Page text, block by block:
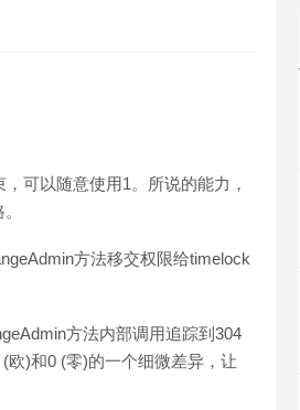
可以随意使用1。所说的能力，
方法移交权限给timelock
方法内部调用追踪到304
)和0 (零)的一个细微差异，让